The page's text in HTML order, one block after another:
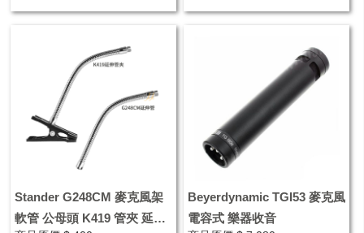
Stander G248CM 麥克風架
軟管 公母頭 K419 管夾 延伸
Beyerdynamic TGI53 麥克風
電容式 樂器收音